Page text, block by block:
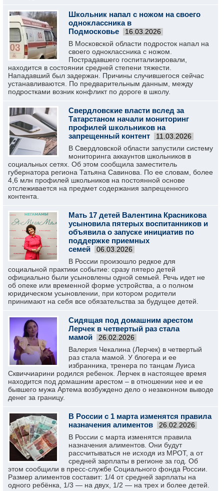
Школьник напал с ножом на своего
одноклассника в
Подмосковье
16.03.2026
В Московской области подросток напал на
своего одноклассника с ножом.
Пострадавшего госпитализировали,
находится в состоянии средней степени тяжести.
Нападавший был задержан. Причины случившегося сейчас
устанавливаются. По предварительным данным, между
подростками возник конфликт по дороге в школу.
Свердловские власти вслед за
Татарстаном начали мониторинг
профилей школьников на
запрещенный контент
11.03.2026
В Свердловской области запустили систему
мониторинга аккаунтов школьников в
социальных сетях. Об этом сообщила заместитель
губернатора региона Татьяна Савинова. По ее словам, более
4,6 млн профилей школьников на постоянной основе
отслеживается на предмет содержания запрещенного
контента.
Мать 17 детей Валентина Красникова
усыновила пятерых воспитанников и
объявила о запуске инициатив по
поддержке приемных
семей
06.03.2026
В России произошло редкое для
социальной практики событие: сразу пятеро детей
официально были усыновлены одной семьей. Речь идет не
об опеке или временной форме устройства, а о полном
юридическом усыновлении, при котором родители
принимают на себя все обязательства за будущее детей.
Сидящая под домашним арестом
Лерчек в четвертый раз стала
мамой
26.02.2026
Валерия Чекалина (Лерчек) в четвертый
раз стала мамой. У блогера и ее
избранника, тренера по танцам Луиса
Сквиччиарини родился ребенок. Лерчек в настоящее время
находится под домашним арестом – в отношении нее и ее
бывшего мужа Артема возбуждено дело о незаконном выводе
денег за границу.
В России с 1 марта изменятся правила
назначения алиментов
26.02.2026
В России с марта изменятся правила
назначения алиментов. Они будут
рассчитываться не исходя из МРОТ, а от
средней зарплаты в регионе за год. Об
этом сообщили в пресс-службе Социального фонда России.
Размер алиментов составит: 1/4 от средней зарплаты на
одного ребёнка, 1/3 — на двух, 1/2 — на трех и более детей.